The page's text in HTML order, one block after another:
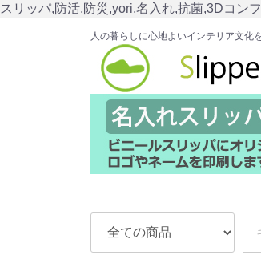
スリッパ,防活,防災,yori,名入れ,抗菌,3Dコン
人の暮らしに心地よいインテリア文化